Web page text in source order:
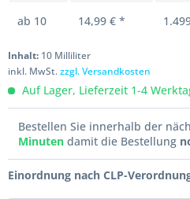
ab 10 14,99 € *
Inhalt: 10 Milliliter
inkl. MwSt.zzgl. Versandkosten
Auf Lager, Lieferzeit 1-4
Bestellen Sie innerhalb der
Minuten damit die Bestellung
Einordnung nach CLP-